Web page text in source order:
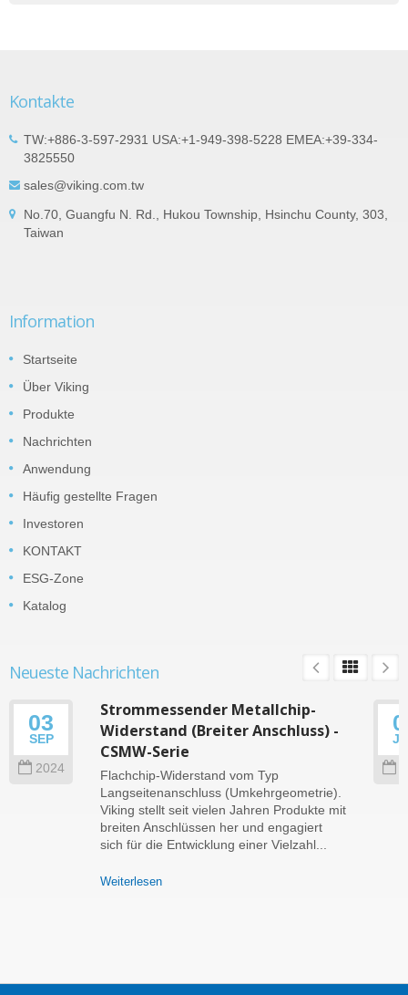
Kontakte
TW:+886-3-597-2931 USA:+1-949-398-5228 EMEA:+39-334-
3825550
sales@viking.com.tw
No.70, Guangfu N. Rd., Hukou Township, Hsinchu County, 303,
Taiwan
Information
Startseite
Über Viking
Produkte
Nachrichten
Anwendung
Häufig gestellte Fragen
Investoren
KONTAKT
ESG-Zone
Katalog
Neueste Nachrichten
03
SEP
2024
Strommessender Metallchip-
Widerstand (Breiter Anschluss) -
CSMW-Serie
Flachchip-Widerstand vom Typ
Langseitenanschluss (Umkehrgeometrie).
Viking stellt seit vielen Jahren Produkte mit
breiten Anschlüssen her und engagiert
sich für die Entwicklung einer Vielzahl...
Weiterlesen